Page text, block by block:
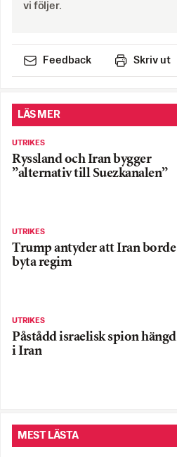
vi följer.
Feedback Skriv ut
LÄS MER
UTRIKES
Ryssland och Iran bygger
”alternativ till Suezkanalen”
UTRIKES
Trump antyder att Iran borde
byta regim
UTRIKES
Påstådd israelisk spion hängd
i Iran
MEST LÄSTA